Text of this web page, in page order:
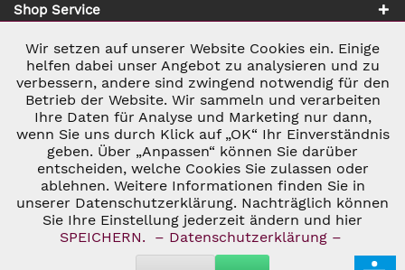
Shop Service
Zahlung & Versand
* ALLE PREISE INKL. GESETZL. UMSATZSTEUER ZZGL.
VERSANDKOSTEN UND GGF. NACHNAHMEGEBÜHREN, WENN NICHT
ANDERS BESCHRIEBEN
© 2026 C&D WEINHANDEL - ALL RIGHTS RESERVED. THEME BY
THEMEWARE®
Notwendig Aktiv
Marketing Inaktiv
Tracking Inaktiv
Personalisierung Inaktiv
Wir setzen auf unserer Website Cookies ein. Einige
helfen dabei unser Angebot zu analysieren und zu
verbessern, andere sind zwingend notwendig für den
Betrieb der Website. Wir sammeln und verarbeiten
Ihre Daten für Analyse und Marketing nur dann,
wenn Sie uns durch Klick auf „OK“ Ihr Einverständnis
geben. Über „Anpassen“ können Sie darüber
entscheiden, welche Cookies Sie zulassen oder
ablehnen. Weitere Informationen finden Sie in
unserer Datenschutzerklärung. Nachträglich können
Sie Ihre Einstellung jederzeit ändern und hier
SPEICHERN.
– Datenschutzerklärung –